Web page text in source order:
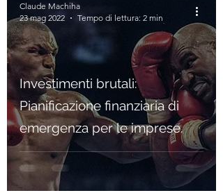
Investimenti brutali:
Pianificazione finanziaria di
emergenza per le imprese.
Claude Machiha
23 mag 2022
Tempo di lettura: 2 min